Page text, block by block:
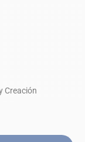
Creación